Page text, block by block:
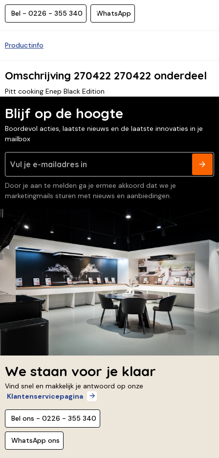
Bel - 0226 - 355 340 WhatsApp
Productinfo
Omschrijving 270422 270422 onderdeel
Pitt cooking Enep Black Edition
Blijf op de hoogte
Boordevol acties, laatste nieuws en de laatste innovaties in je
mailbox
Door je aan te melden ga je ermee akkoord dat we je
marketingmails sturen met nieuws en aanbiedingen.
We staan voor je klaar
Vind snel en makkelijk je antwoord op onze
Klantenservicepagina
Bel ons - 0226 - 355 340
WhatsApp ons